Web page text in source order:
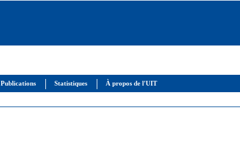
Publications Statistiques À propos de l'UIT